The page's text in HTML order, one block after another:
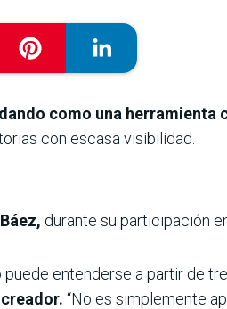
como una herramienta
con escasa visibilidad.
durante su participación
entenderse a partir de
“No es simplemente